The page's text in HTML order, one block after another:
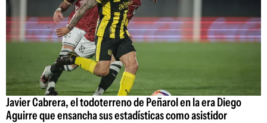
Javier Cabrera, el todoterreno de Peñarol en la era Diego
Aguirre que ensancha sus estadísticas como asistidor